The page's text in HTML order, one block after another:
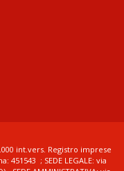
int.vers. Registro imprese
451543 ; SEDE LEGALE: via